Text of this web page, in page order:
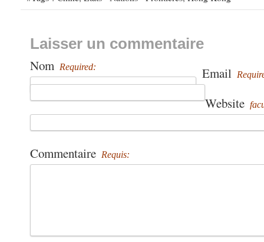
Laisser un commentaire
Nom Required: Email
Website
Commentaire Requis: